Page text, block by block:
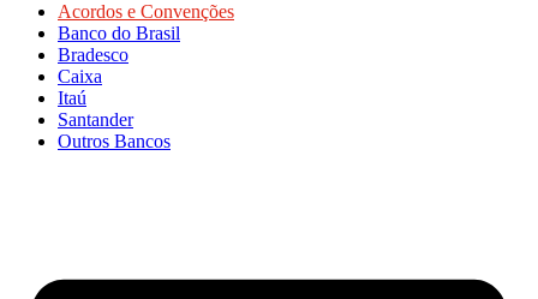
Acordos e Convenções
Banco do Brasil
Bradesco
Caixa
Itaú
Santander
Outros Bancos